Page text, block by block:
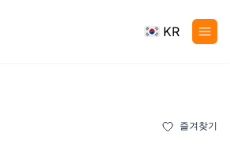
KR
즐겨찾기